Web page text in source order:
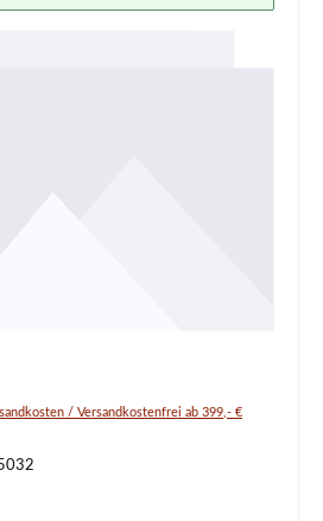
/ Versandkostenfrei ab 399,- €